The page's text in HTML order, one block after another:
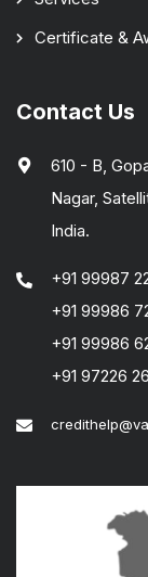
Certificate &
Contact Us
610 - B,
Nagar,
India.
+91 99987
+91 99986
+91 99986
+91 97226